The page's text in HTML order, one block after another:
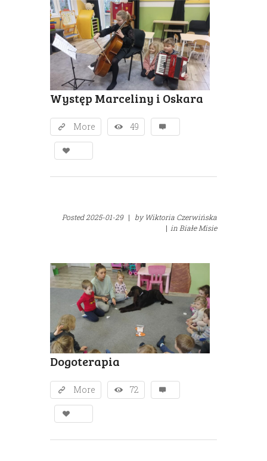
Występ Marceliny i Oskara
More 49
Posted2025-01-29 | byWiktoria Czerwińska
| in Białe Misie
Dogoterapia
More 72